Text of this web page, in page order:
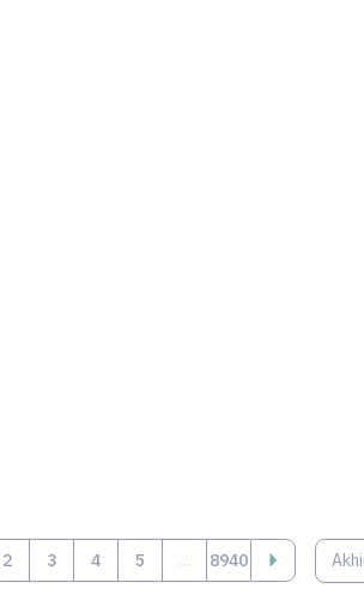
2 3 4 5 ... 8940